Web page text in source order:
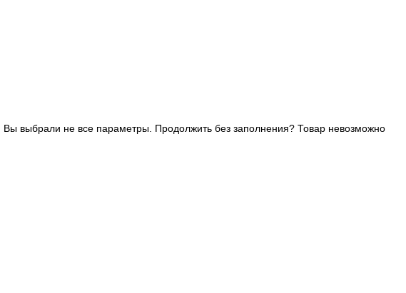
Вы выбрали не все параметры. Продолжить без заполнения? Товар невозможно